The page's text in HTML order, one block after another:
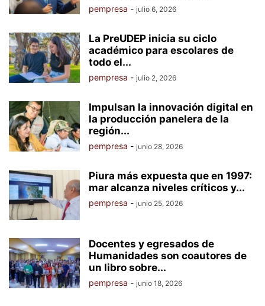
pempresa - julio 6, 2026
La PreUDEP inicia su ciclo
académico para escolares de
todo el...
pempresa - julio 2, 2026
Impulsan la innovación digital en
la producción panelera de la
región...
pempresa - junio 28, 2026
Piura más expuesta que en 1997:
mar alcanza niveles críticos y...
pempresa - junio 25, 2026
Docentes y egresados de
Humanidades son coautores de
un libro sobre...
pempresa - junio 18, 2026